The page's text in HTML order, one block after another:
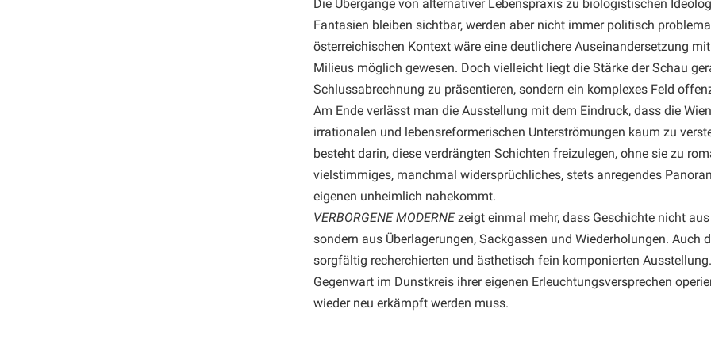
Die Übergänge von alternativer Lebenspraxis zu biologistischen
Fantasien bleiben sichtbar, werden aber nicht immer politisch
österreichischen Kontext wäre eine deutlichere Auseinandersetzung
Milieus möglich gewesen. Doch vielleicht liegt die Stärke der Schau
Schlussabrechnung zu präsentieren, sondern ein komplexes Feld
Am Ende verlässt man die Ausstellung mit dem Eindruck, dass die
irrationalen und lebensreformerischen Unterströmungen kaum zu
besteht darin, diese verdrängten Schichten freizulegen, ohne sie zu
vielstimmiges, manchmal widersprüchliches, stets anregendes
eigenen unheimlich nahekommt.
VERBORGENE MODERNEzeigt einmal mehr, dass Geschichte nicht
sondern aus Überlagerungen, Sackgassen und Wiederholungen. Auch
sorgfältig recherchierten und ästhetisch fein komponierten
Gegenwart im Dunstkreis ihrer eigenen Erleuchtungsversprechen
wieder neu erkämpft werden muss.